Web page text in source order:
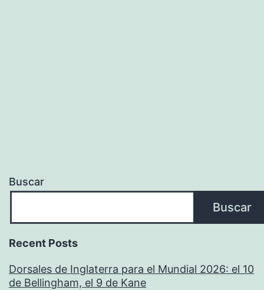
Buscar
Buscar
Recent Posts
Dorsales de Inglaterra para el Mundial 2026: el 10
de Bellingham, el 9 de Kane